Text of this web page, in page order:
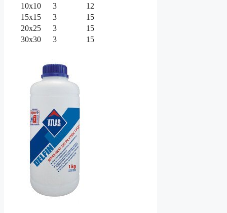
10х10
3
12
15х15
3
15
20х25
3
15
30х30
3 15